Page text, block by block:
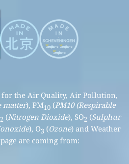
for the Air Quality, Air Pollution,
matter), PM10(PM10 (Respirable
2 (Nitrogen Dioxide), SO2 (Sulphur
), O3 (Ozone) and Weather
are coming from: